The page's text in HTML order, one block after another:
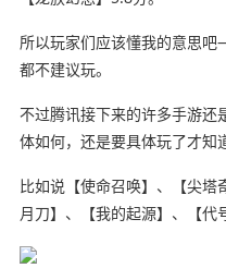
所以玩家们应该懂我的意思
都不建议玩。
不过腾讯接下来的许多手游还
体如何，还是要具体玩了才知
比如说【使命召唤】、【尖塔
月刀】、【我的起源】、【代